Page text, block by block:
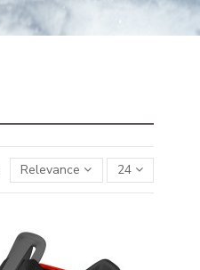
Relevance 24